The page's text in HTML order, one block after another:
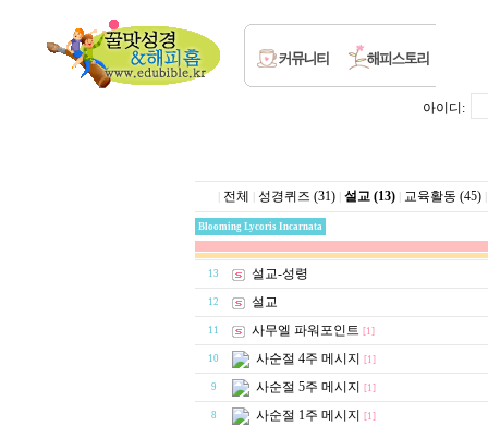
아이디:
전체 성경퀴즈 (31) 설교 (13) 교육활동 (45)
Blooming Lycoris Incarnata
13 설교-성령
12 설교
11 사무엘 파워포인트 [1]
10 사순절 4주 메시지 [1]
9 사순절 5주 메시지 [1]
8 사순절 1주 메시지 [1]